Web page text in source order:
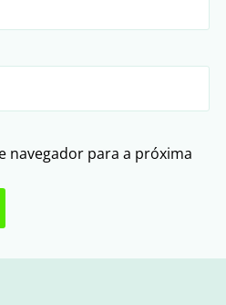
navegador para a próxima